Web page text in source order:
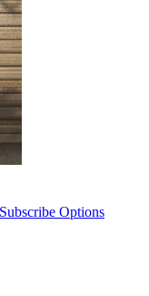
Options